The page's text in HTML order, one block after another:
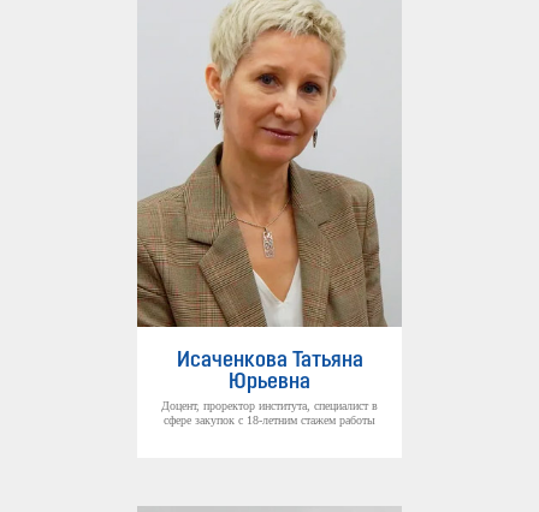
Исаченкова Татьяна
Юрьевна
Доцент, проректор института, специалист в
сфере закупок с 18-летним стажем работы